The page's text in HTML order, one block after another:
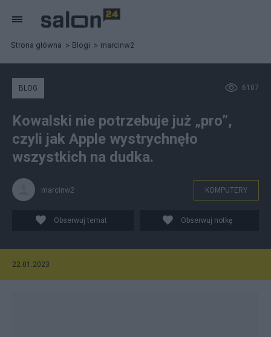
Strona główna Blogi marcinw2
6107
BLOG
Kowalski nie potrzebuje już „pro”,
czyli jak Apple wystrychnęło
wszystkich na dudka.
marcinw2 KOMPUTERY
Obserwuj temat Obserwuj notkę
22.01.2023